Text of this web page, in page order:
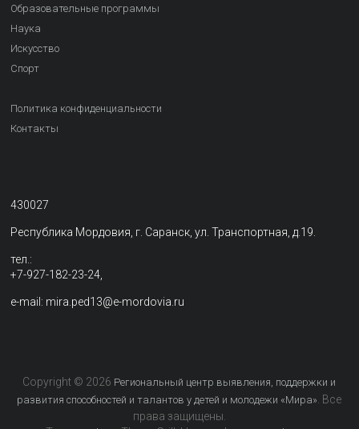
Образовательные программы
Наука
Искусство
Спорт
Политика конфиденциальности
Контакты
430027
Республика Мордовия, г. Саранск, ул. Транспортная, д.19.
тел.:
+7-927-182-23-24,
e-mail: mira.ped13@e-mordovia.ru
Copyright © 2026 Региональный центр выявления, поддержки и
развития способностей и талантов у детей и молодежи «Мира» . Все
права защищены.